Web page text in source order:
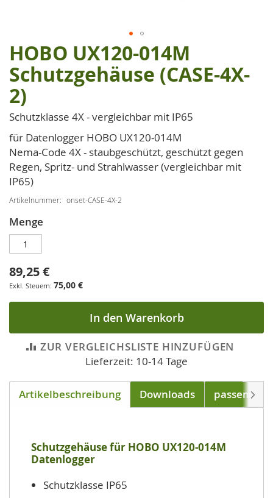
Zum
Anfang
der
Bildgalerie
springen
HOBO UX120-014M
Schutzgehäuse (CASE-4X-
2)
Schutzklasse 4X - vergleichbar mit IP65
für Datenlogger HOBO UX120-014M
Nema-Code 4X - staubgeschützt, geschützt gegen
Regen, Spritz- und Strahlwasser (vergleichbar mit
IP65)
Artikelnummer onset-CASE-4X-2
Menge
89,25 €
75,00 €
In den Warenkorb
ZUR VERGLEICHSLISTE HINZUFÜGEN
Lieferzeit: 10-14 Tage
Artikelbeschreibung Downloads passend für
Schutzgehäuse für HOBO UX120-014M
Datenlogger
Schutzklasse IP65